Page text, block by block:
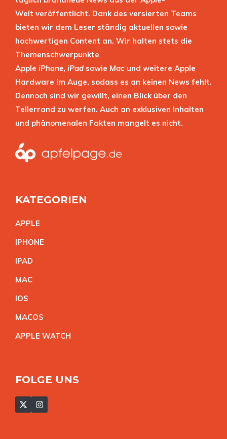
Welt veröffentlicht. Dank des versierten Teams
bieten wir dem Leser ständig aktuellen sowie
hochwertigen Content an. Wir halten stets die
Themenschwerpunkte
Apple iPhone, iPad sowie Mac und weitere Apple
Hardware im Auge, sodass es an keinen News fehlt.
Dennoch sind wir gewillt, einen Blick über den
Tellerrand zu werfen. Auch an exklusiven Inhalten
und phänomenalen Fakten mangelt es nicht.
KATEGORIEN
APPLE
IPHONE
IPAD
MAC
IOS
MACOS
APPLE WATCH
FOLGE UNS